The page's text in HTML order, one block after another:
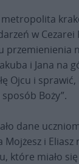
w Cezarei
i Jana na
Ojcu i
Boży”.
dane
Mojżesz i Eliasz
które miało